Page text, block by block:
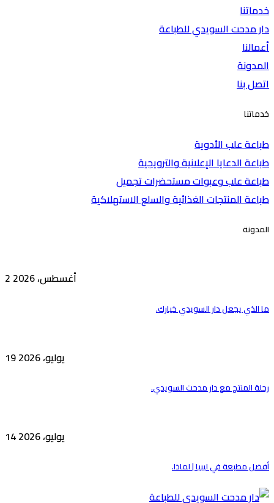
خدماتنا
دار مدحت السويدي للطباعة
أعمالنا
المدونة
اتصل بنا
خدماتنا
طباعة علب الأدوية
طباعة الدعايا الإعلانية والترويجية
طباعة علب وعبوات مستحضرات تجميل
طباعة المنتجات الغذائية والسلع الاستهلاكية
المدونة
2 أغسطس، 2026
ما الذي يجعل دار السويدي خيارك.
19 يوليو، 2026
رحلة المنتج مع دار مدحت السويدي.
14 يوليو، 2026
أفضل مطبعة في ليبيا | لماذا.